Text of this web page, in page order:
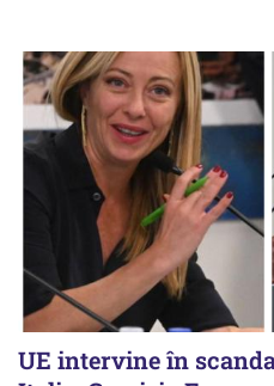
UE intervine în